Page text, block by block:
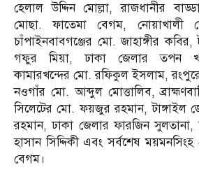
হেলাল উদ্দিন মোল্লা, রাজধানীর
মোছা. ফাতেমা বেগম,
চাঁপাইনবাবগঞ্জের মো. জাহাঙ্গীর কবির,
গফুর মিয়া, ঢাকা জেলার তপন
কামারখন্দের মো. রফিকুল ইসলাম,
নওগাঁর মো. আব্দুল মোত্তালিব,
সিলেটের মো. ফয়জুর রহমান, টাঙ্গাইল
রহমান, ঢাকা জেলার ফারজিন সুলতানা,
হাসান সিদ্দিকী এবং সর্বশেষ
বেগম।